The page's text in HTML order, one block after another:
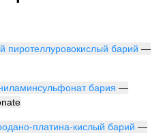
пиротеллуровокислый барий —
бария —
платина-кислый барий —